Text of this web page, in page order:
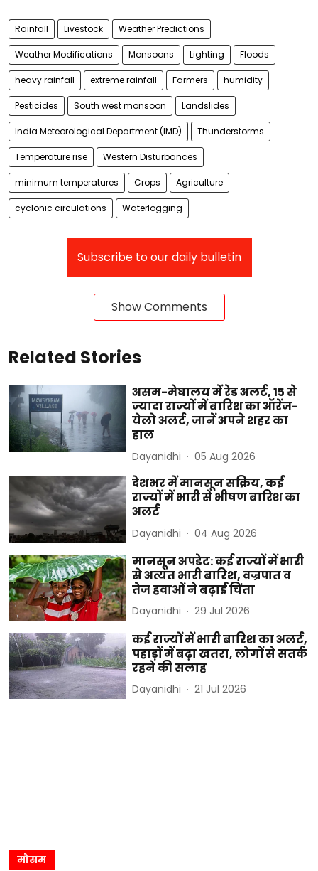
Rainfall Livestock Weather Predictions
Weather Modifications Monsoons Lighting Floods
heavy rainfall extreme rainfall Farmers humidity
Pesticides South west monsoon Landslides
India Meteorological Department (IMD) Thunderstorms
Temperature rise Western Disturbances
minimum temperatures Crops Agriculture
cyclonic circulations Waterlogging
Subscribe to our daily bulletin
Show Comments
Related Stories
असम-मेघालय में रेड अलर्ट, 15 से
ज्यादा राज्यों में बारिश का ऑरेंज-
येलो अलर्ट, जानें अपने शहर का
हाल
Dayanidhi 05 Aug 2026
देशभर में मानसून सक्रिय, कई
राज्यों में भारी से भीषण बारिश का
अलर्ट
Dayanidhi 04 Aug 2026
मानसून अपडेट: कई राज्यों में भारी
से अत्यंत भारी बारिश, वज्रपात व
तेज हवाओं ने बढ़ाई चिंता
Dayanidhi 29 Jul 2026
कई राज्यों में भारी बारिश का अलर्ट,
पहाड़ों में बढ़ा खतरा, लोगों से सतर्क
रहने की सलाह
Dayanidhi 21 Jul 2026
मौसम